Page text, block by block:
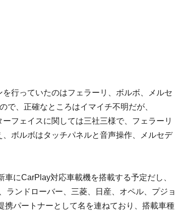
行っていたのはフェラーリ、ボルボ、メルセ
で、正確なところはイマイチ不明だが、
フェイスに関しては三社三様で、フェラーリ
ボルボはタッチパネルと音声操作、メルセデ
にCarPlay対応車載機を搭載する予定だし、
ランドローバー、三菱、日産、オペル、プジョ
パートナーとして名を連ねており、搭載車種